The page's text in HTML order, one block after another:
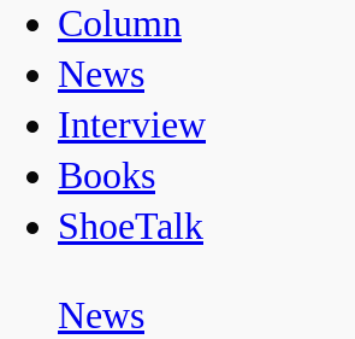
Column
News
Interview
Books
ShoeTalk
News